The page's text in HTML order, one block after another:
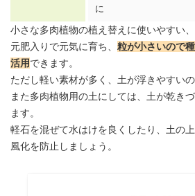
に
小さな多肉植物の植え替えに使いやすい
元肥入りで元気に育ち、 粒が小さいので
活用できます。
ただし軽い素材が多く、土が浮きやすい
また多肉植物用の土にしては、土が乾き
ます。
軽石を混ぜて水はけを良くしたり、土の
風化を防止しましょう。